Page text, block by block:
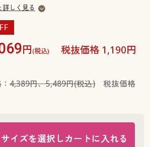
い合わせ
しく見る
円(税込)
税抜価格 1,190円
4,389円、5,489円(税込)税抜価格
イズを選択しカートに入れる